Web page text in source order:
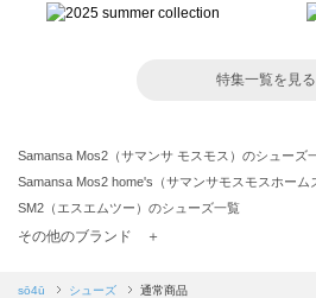
特集一覧を見る
Samansa Mos2（サマンサ モスモス）のシューズ
Samansa Mos2 home's（サマンサモスモスホーム
SM2（エスエムツー）のシューズ一覧
TSUHARU by Samansa Mos2（ツハルバイサマン
Samansa Mos2 blue（サマンサモスモス ブルー）
その他のブランド ＋
sō4ū シューズ 通常商品